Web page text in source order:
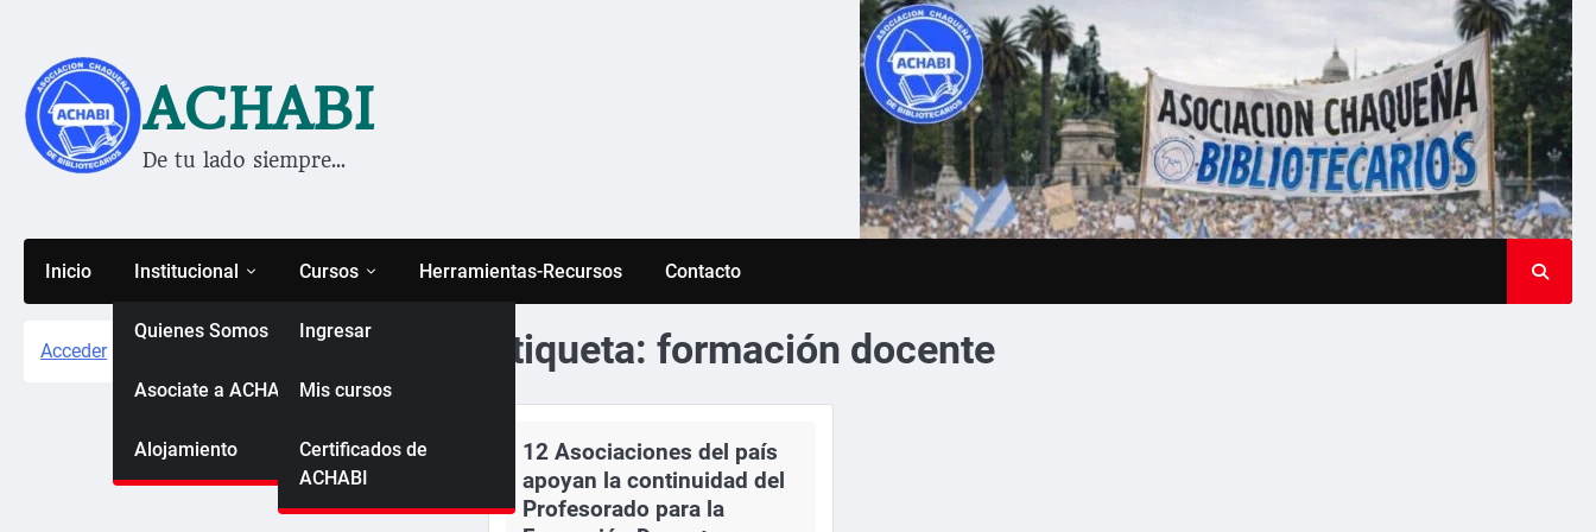
contenido
ACHABI
De tu lado siempre…
Inicio Institucional
Quienes Somos
Asociate a ACHABI
Alojamiento
Cursos
Ingresar
Mis cursos
Certificados de
ACHABI
Herramientas-Recursos Contacto
Etiqueta:formación docente
12 Asociaciones del país
apoyan la continuidad del
Profesorado para la
Acceder